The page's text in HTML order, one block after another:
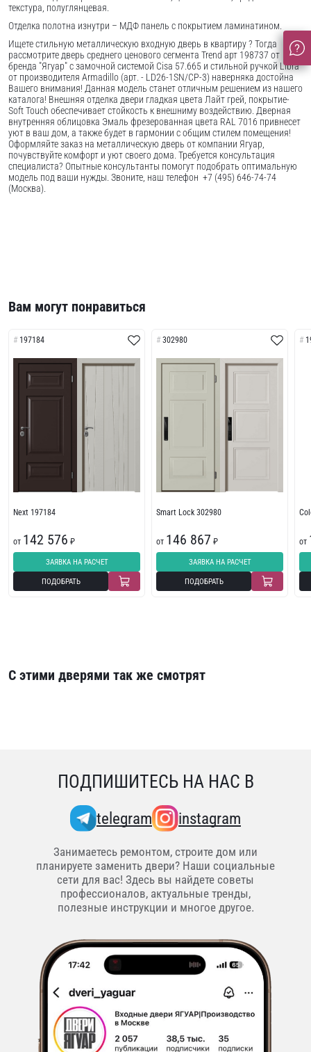
текстура, полуглянцевая.
Отделка полотна изнутри – МДФ панель с покрытием ламинатином.
Ищете стильную металлическую входную дверь в квартиру ? Тогда
рассмотрите дверь среднего ценового сегмента Trend арт 198737 от
бренда "Ягуар" с замочной системой Cisa 57.665 и стильной ручкой Libra
от производителя Armadillo (арт. - LD26-1SN/CP-3) наверняка достойна
Вашего внимания! Данная модель станет отличным решением из нашего
каталога! Внешняя отделка двери гладкая цвета Лайт грей, покрытие-
Soft Touch обеспечивает стойкость к внешниму воздействию. Дверная
внутренняя облицовка Эмаль фрезерованная цвета RAL 7016 привнесет
уют в ваш дом, а также будет в гармонии с общим стилем помещения!
Оформляйте заказ на металлическую дверь от компании Ягуар,
почувствуйте комфорт и уют своего дома. Требуется консультация
специалиста? Опытные консультанты помогут подобрать оптимальную
модель под ваши нужды. Звоните, наш телефон +7 (495) 646-74-74
(Москва).
Вам могут понравиться
197184
Next 197184
от 142 576 ₽
ЗАЯВКА НА РАСЧЕТ
ПОДОБРАТЬ
302980
Smart Lock 302980
от 146 867 ₽
ЗАЯВКА НА РАСЧЕТ
ПОДОБРАТЬ
от
С этими дверями так же смотрят
ПОДПИШИТЕСЬ НА НАС В
telegram instagram
Занимаетесь ремонтом, строите дом или
планируете заменить двери? Наши социальные
сети для вас! Здесь вы найдете советы
профессионалов, актуальные тренды,
полезные инструкции и многое другое.